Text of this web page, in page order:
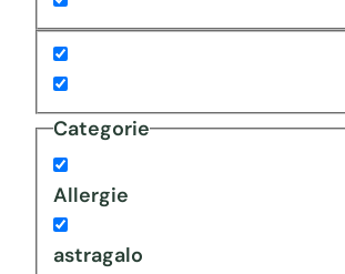
Categorie
Allergie
astragalo